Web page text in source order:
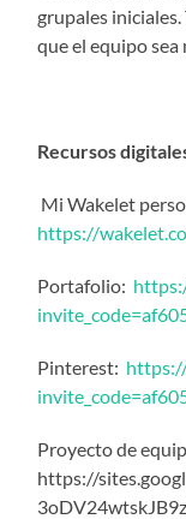
grupales iniciales.
que el equipo sea
Recursos
Mi Wakelet
https://
Portafolio:
Pinterest:
Proyecto de
https://